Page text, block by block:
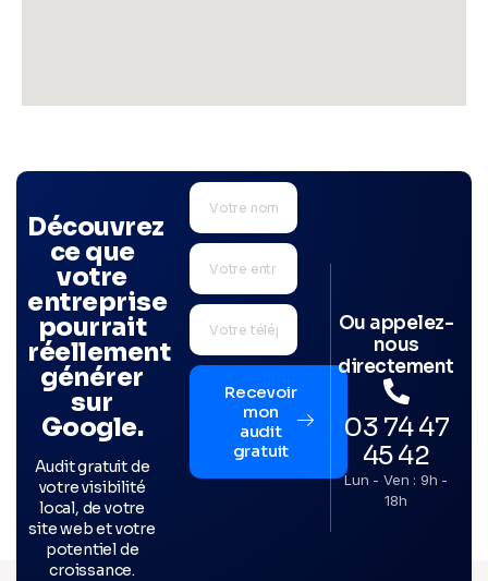
Découvrez
ce que
votre
entreprise
pourrait
réellement
générer
sur
Google.
Audit gratuit de
votre visibilité
local, de votre
site web et votre
potentiel de
croissance.
Recevoir
mon
audit
gratuit
Ou appelez-
nous
directement
03 74 47
45 42
Lun - Ven : 9h -
18h